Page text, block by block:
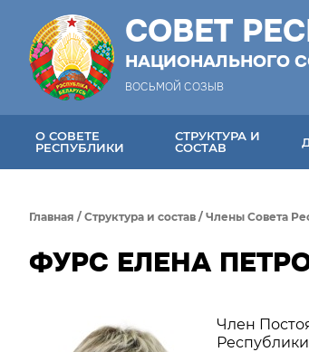
СОВЕТ
НАЦИОНАЛЬНОГО
ВОСЬМОЙ СОЗЫВ
О СОВЕТЕ
РЕСПУБЛИКИ
СТРУКТУРА И
СОСТАВ
Главная / Структура и состав / Члены Совета
ФУРС ЕЛЕНА
Член